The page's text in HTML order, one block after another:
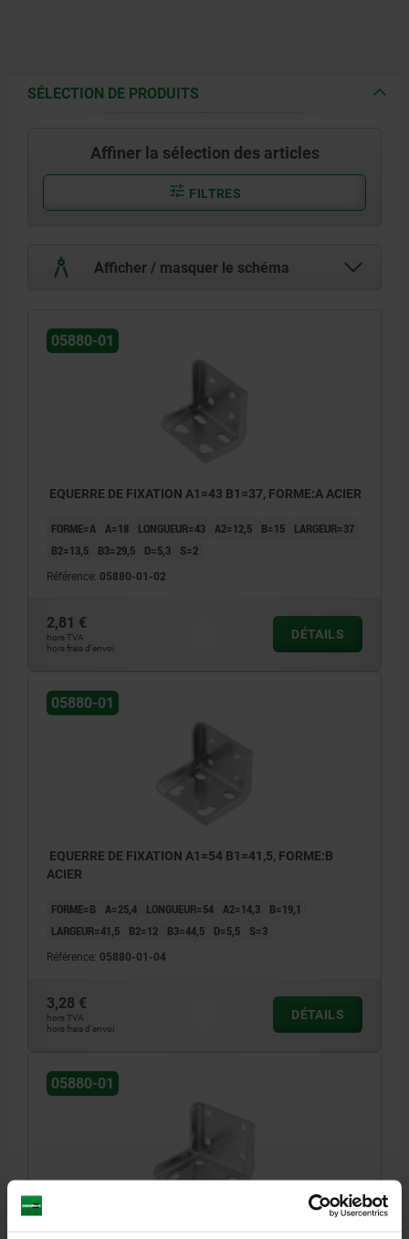
SÉLECTION DE PRODUITS
Affiner la sélection des articles
FILTRES
Afficher / masquer le schéma
1) Fixer la sauterelle sur cette surface
05880-01
EQUERRE DE FIXATION A1=43 B1=37, FORME:A ACIER
FORME=A A=18 LONGUEUR=43 A2=12,5 B=15
LARGEUR=37
B2=13,5
B3=29,5 D=5,3 S=2
Référence: 05880-01-02
2,81 €
hors TVA
hors frais d’envoi
DÉTAILS
05880-01
EQUERRE DE FIXATION A1=54 B1=41,5, FORME:B
ACIER
FORME=B A=25,4 LONGUEUR=54 A2=14,3
B=19,1
LARGEUR=41,5
B2=12 B3=44,5 D=5,5 S=3
Référence: 05880-01-04
3,28 €
hors TVA
hors frais d’envoi
DÉTAILS
05880-01